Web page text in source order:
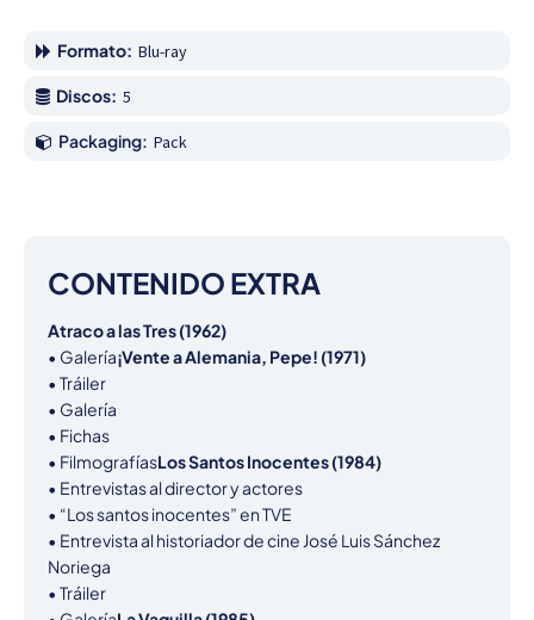
Formato: Blu-ray
Discos: 5
Packaging: Pack
CONTENIDO EXTRA
Atraco a las Tres (1962)
• Galería¡Vente a Alemania, Pepe! (1971)
• Tráiler
• Galería
• Fichas
• FilmografíasLos Santos Inocentes (1984)
• Entrevistas al director y actores
• “Los santos inocentes” en TVE
• Entrevista al historiador de cine José Luis Sánchez
Noriega
• Tráiler